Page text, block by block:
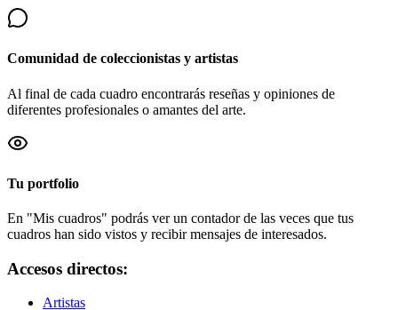
Comunidad de coleccionistas y artistas
Al final de cada cuadro encontrarás reseñas y opiniones de
diferentes profesionales o amantes del arte.
Tu portfolio
En "Mis cuadros" podrás ver un contador de las veces que tus
cuadros han sido vistos y recibir mensajes de interesados.
Accesos directos:
Artistas